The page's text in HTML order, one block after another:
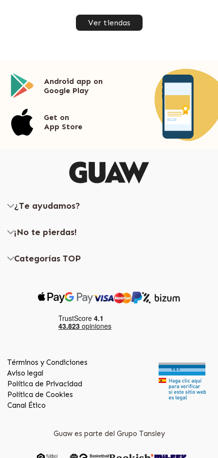
Ver tiendas
Android app on
Google Play
Get on
App Store
¿Te ayudamos?
¡No te pierdas!
Categorías TOP
Términos y Condiciones
Aviso legal
Política de Privacidad
Política de Cookies
Canal Ético
Guaw es parte del Grupo Tansley